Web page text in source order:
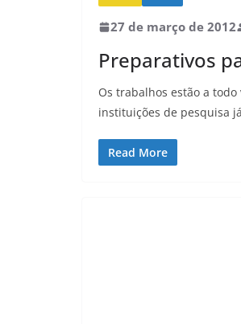
27 de março de 2012
Preparativos
Os trabalhos estão a
instituições de pesquisa já
Read More